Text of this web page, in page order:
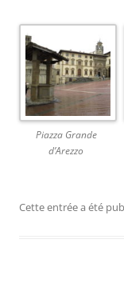
Piazza Grande
d’Arezzo
Cette entrée a été